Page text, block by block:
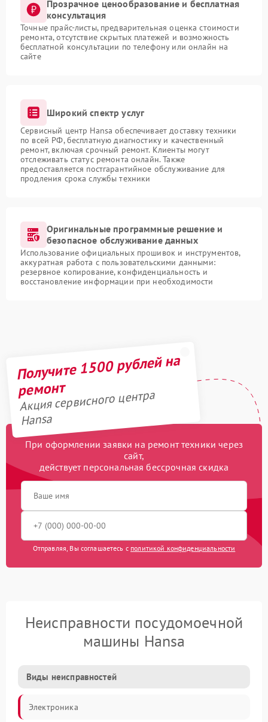
Прозрачное ценообразование и бесплатная
консультация
Точные прайс-листы, предварительная оценка стоимости
ремонта, отсутствие скрытых платежей и возможность
бесплатной консультации по телефону или онлайн на
сайте
Широкий спектр услуг
Сервисный центр Hansa обеспечивает доставку техники
по всей РФ, бесплатную диагностику и качественный
ремонт, включая срочный ремонт. Клиенты могут
отслеживать статус ремонта онлайн. Также
предоставляется постгарантийное обслуживание для
продления срока службы техники
Оригинальные программные решение и
безопасное обслуживание данных
Использование официальных прошивок и инструментов,
аккуратная работа с пользовательскими данными:
резервное копирование, конфиденциальность и
восстановление информации при необходимости
Получите 1500 рублей на
ремонт
Акция сервисного центра
Hansa
При оформлении заявки на ремонт техники через
сайт,
действует персональная бессрочная скидка
Отправляя, Вы соглашаетесь с политикой конфиденциальности
Неисправности посудомоечной
машины Hansa
Виды неисправностей
Электроника